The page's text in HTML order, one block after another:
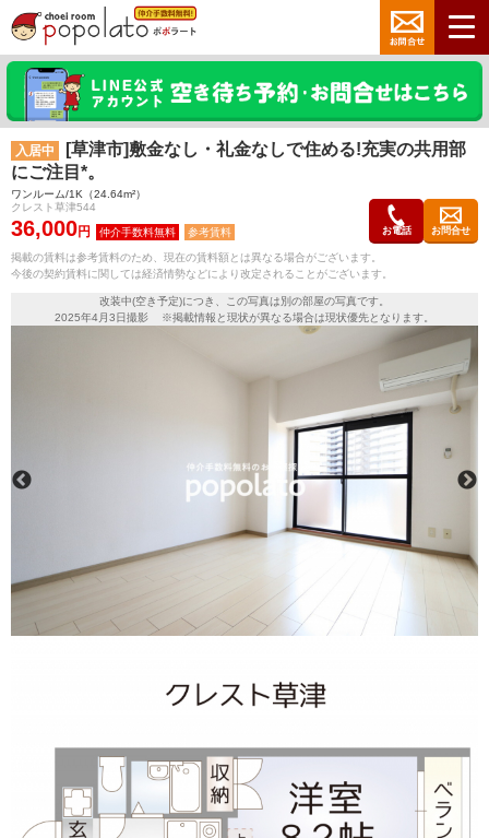
入居中
[草津市]敷金なし・礼金なしで住める!充実の共用部
にご注目*。
ワンルーム/1K（24.64m²）
クレスト草津544
36,000円 参考賃料 お電話 お問合せ
掲載の賃料は参考賃料のため、現在の賃料額とは異なる場合がございます。
今後の契約賃料に関しては経済情勢などにより改定されることがございます。
改装中(空き予定)につき、この写真は別の部屋の写真です。
2025年4月3日撮影 ※掲載情報と現状が異なる場合は現状優先となります。